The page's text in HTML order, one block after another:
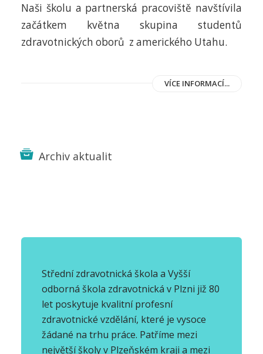
Naši školu a partnerská pracoviště navštívila
začátkem května skupina studentů
zdravotnických oborů z amerického Utahu.
VÍCE INFORMACÍ...
Archiv aktualit
Střední zdravotnická škola a Vyšší
odborná škola zdravotnická v Plzni již 80
let poskytuje kvalitní profesní
zdravotnické vzdělání, které je vysoce
žádané na trhu práce. Patříme mezi
největší školy v Plzeňském kraji a mezi